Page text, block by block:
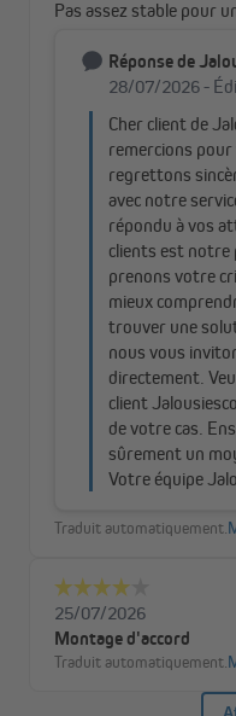
Attention !
En tant que
s’enclenchant,
tous les insectes.
Pour l’ouvrir, il suffit
réenroulement
rapide et sans
quotidien.
Zanzara – qualité
La moustiquaire
matériaux de haute
verre noire et un cadre en
La toile en fibre de verre
pour une vue dégagée et
Le cadre en aluminium
et durable, mais aussi
blanc, argent, brun et